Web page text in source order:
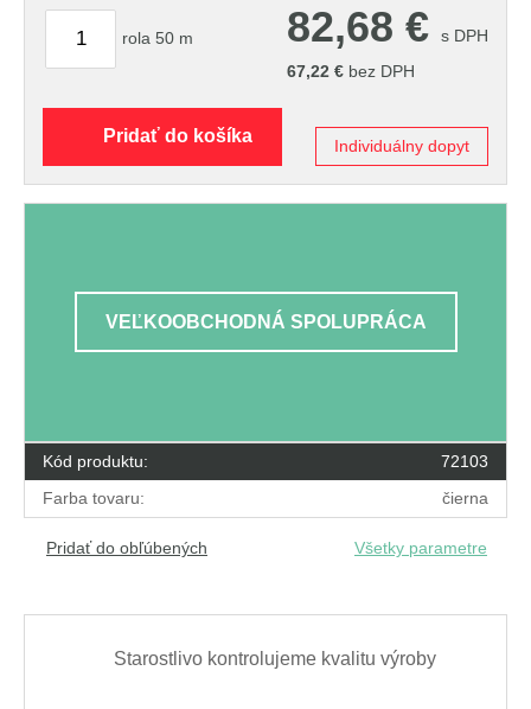
Kód produktu:
72103
Farba tovaru:
čierna
Pridať do obľúbených Všetky parametre
rola 50 m 82,68 €
s DPH
67,22 € bez DPH
Pridať do košíka Individuálny dopyt
VEĽKOOBCHODNÁ SPOLUPRÁCA
Starostlivo kontrolujeme kvalitu výroby